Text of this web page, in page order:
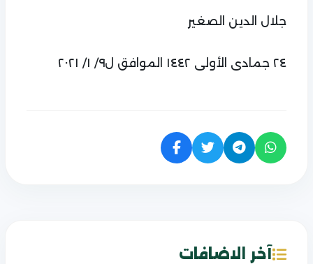
جلال الدين الصغير
٢٤ جمادى الأولى ١٤٤٢ الموافق ل٩/ ١/ ٢٠٢١
آخر الاضافات